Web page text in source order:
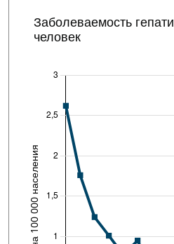
Заболеваемость
человек